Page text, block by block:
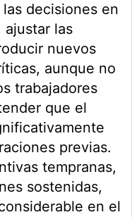
decisiones en
las
nuevos
aunque no
trabajadores
que el
previas.
tempranas,
sostenidas,
en el